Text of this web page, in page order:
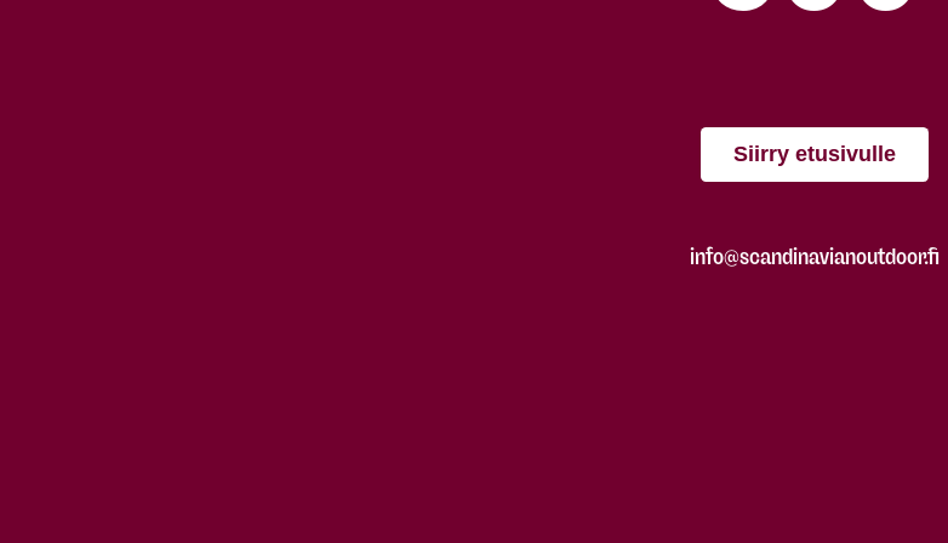
Siirry etusivulle
info@scandinavianoutdoor.fi